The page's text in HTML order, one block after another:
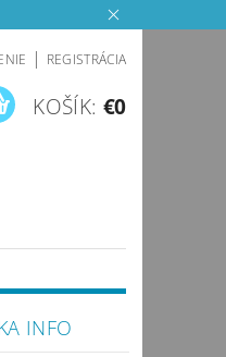
| REGISTRÁCIA
KOŠÍK: €0
INFO